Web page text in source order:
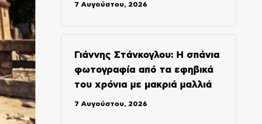
7 Αυγούστου, 2026
Γιάννης Στάνκογλου: Η σπάνια
φωτογραφία από τα εφηβικά
του χρόνια με μακριά μαλλιά
7 Αυγούστου, 2026